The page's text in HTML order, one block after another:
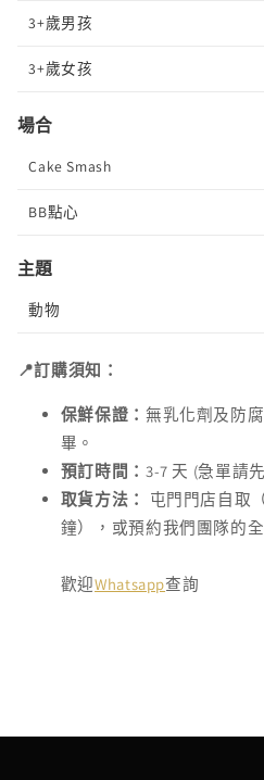
3+歲男孩
3+歲女孩
場合
Cake Smash
BB點心
主題
動物
📍訂購須知：
保鮮保證： 無乳化劑及防
畢。
預訂時間： 3-7 天 (急單請
取貨方法：
屯門門店自取
鐘），或預約我們團隊的
歡迎Whatsapp查詢